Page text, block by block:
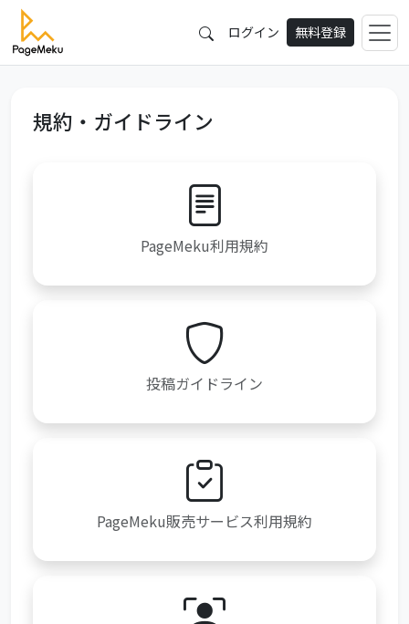
ログイン 無料登録
規約・ガイドライン
PageMeku利用規約
投稿ガイドライン
PageMeku販売サービス利用規約